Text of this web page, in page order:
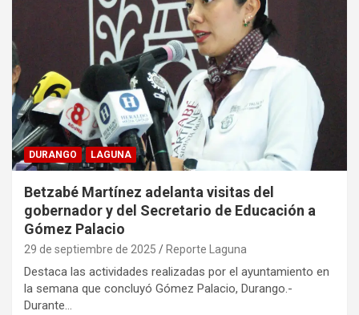
DURANGO LAGUNA
Betzabé Martínez adelanta visitas del
gobernador y del Secretario de Educación a
Gómez Palacio
29 de septiembre de 2025 Reporte Laguna
Destaca las actividades realizadas por el ayuntamiento en
la semana que concluyó Gómez Palacio, Durango.-
Durante…